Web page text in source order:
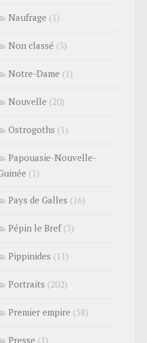
Naufrage (1)
Non classé (3)
Notre-Dame (1)
Nouvelle (20)
Ostrogoths (1)
Papouasie-Nouvelle-
(1)
Pays de Galles (16)
Pépin le Bref(3)
Pippinides (11)
Portraits (202)
Premier empire (58)
Presse (1)